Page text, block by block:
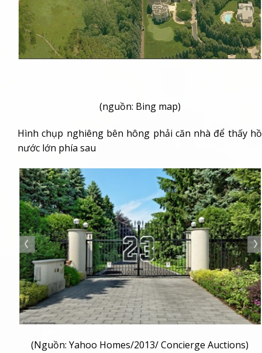
(nguồn: Bing map)
Hình chụp nghiêng bên hông phải căn nhà để thấy hồ
nước lớn phía sau
(Nguồn: Yahoo Homes/2013/ Concierge Auctions)